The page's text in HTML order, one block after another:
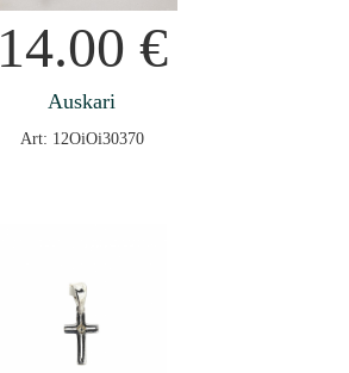
14.00 €
Auskari
Art: 12OiOi30370